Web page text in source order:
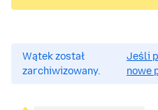
Wątek został
zarchiwizowany.
Jeśli
nowe